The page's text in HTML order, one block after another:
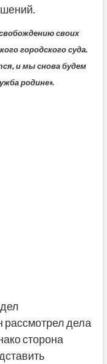
своих
городского суда.
и мы снова будем
родине».
рассмотрел дела
сторона